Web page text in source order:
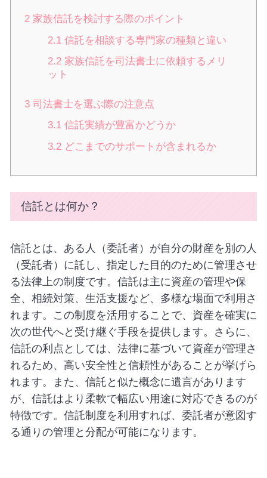
2 家族信託を検討する際のポイント
2.1 信託を相談する専門家の種類と違い
2.2 家族信託を司法書士に依頼するメリ
ット
3 司法書士を選ぶ際の注意点
3.1 信託実績が豊富かどうか
3.2 どこまでのサポートが含まれるか
信託とは何か？
信託とは、ある人（委託者）が自分の財産を別の人
（受託者）に託し、指定した目的のために管理させ
る法律上の制度です。信託は主に資産の管理や保
全、相続対策、生活支援など、多様な場面で利用さ
れます。この制度を活用することで、資産を確実に
次の世代へと受け継ぐ手段を提供します。さらに、
信託の利点としては、法律に基づいて資産が管理さ
れるため、高い安全性と信頼性があることが挙げら
れます。また、信託と似た概念に遺言があります
が、信託はより柔軟で幅広い用途に対応できるのが
特徴です。信託制度を利用すれば、委託者が意図す
る通りの管理と分配が可能になります。